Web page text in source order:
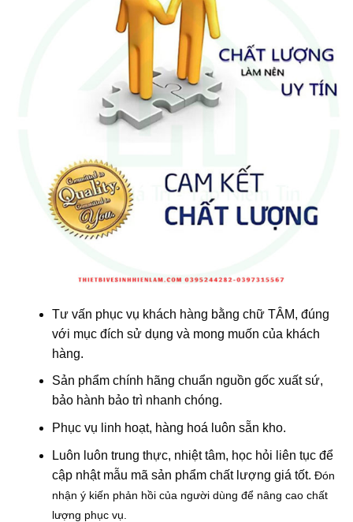
Tư vấn phục vụ khách hàng bằng chữ TÂM, đúng
với mục đích sử dụng và mong muốn của khách
hàng.
Sản phẩm chính hãng chuẩn nguồn gốc xuất sứ,
bảo hành bảo trì nhanh chóng.
Phục vụ linh hoạt, hàng hoá luôn sẵn kho.
Luôn luôn trung thực, nhiệt tâm, học hỏi liên tục để
cập nhật mẫu mã sản phẩm chất lượng giá tốt. Đón
nhận ý kiến phản hồi của người dùng để nâng cao chất
lượng phục vụ.